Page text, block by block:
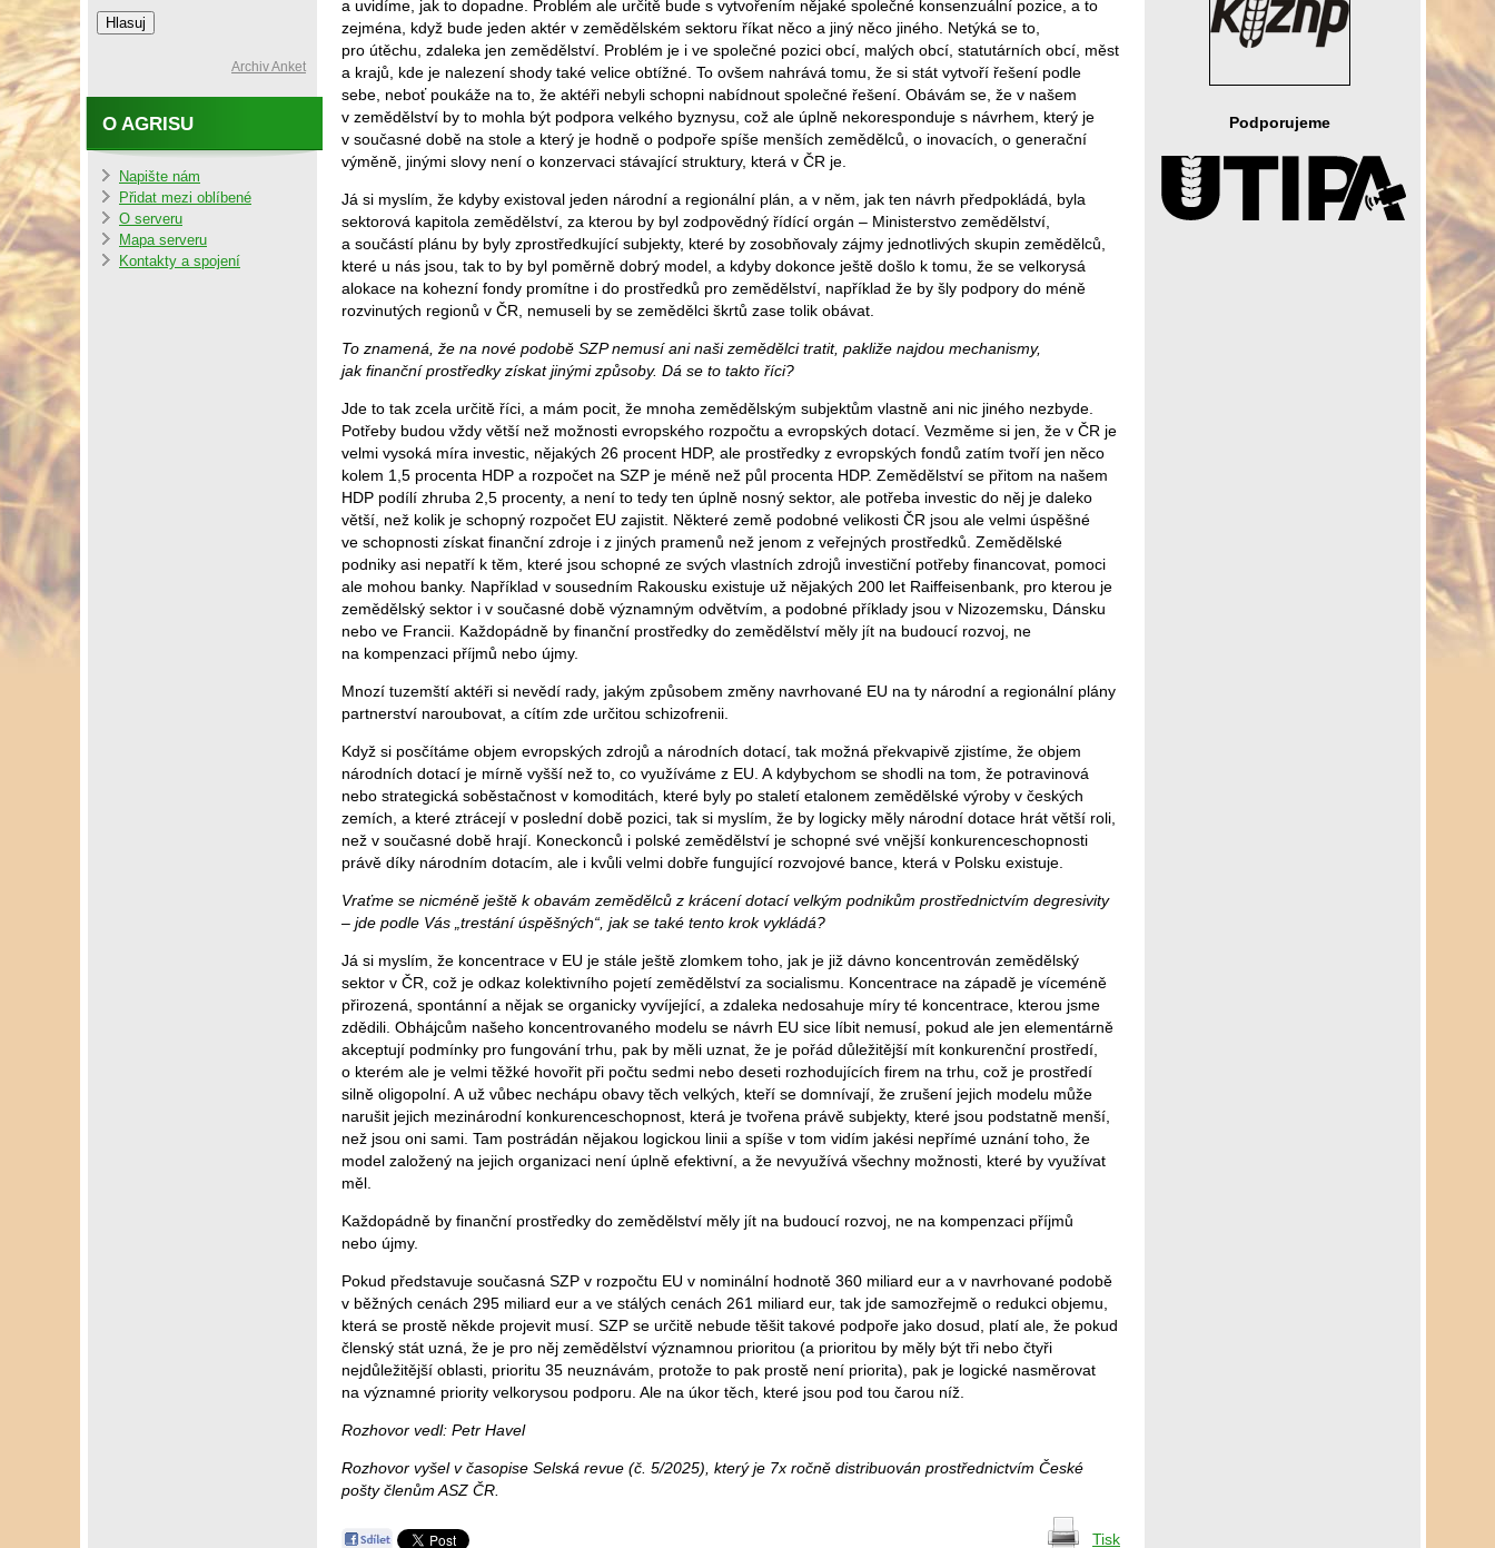
a uvidíme, jak to dopadne. Problém ale určitě bude s vytvořením nějaké společné konsenzuální pozice, a to
zejména, když bude jeden aktér v zemědělském sektoru říkat něco a jiný něco jiného. Netýká se to,
pro útěchu, zdaleka jen zemědělství. Problém je i ve společné pozici obcí, malých obcí, statutárních obcí, měst
a krajů, kde je nalezení shody také velice obtížné. To ovšem nahrává tomu, že si stát vytvoří řešení podle
sebe, neboť poukáže na to, že aktéři nebyli schopni nabídnout společné řešení. Obávám se, že v našem
v zemědělství by to mohla být podpora velkého byznysu, což ale úplně nekoresponduje s návrhem, který je
v současné době na stole a který je hodně o podpoře spíše menších zemědělců, o inovacích, o generační
výměně, jinými slovy není o konzervaci stávající struktury, která v ČR je.
Já si myslím, že kdyby existoval jeden národní a regionální plán, a v něm, jak ten návrh předpokládá, byla
sektorová kapitola zemědělství, za kterou by byl zodpovědný řídící orgán – Ministerstvo zemědělství,
a součástí plánu by byly zprostředkující subjekty, které by zosobňovaly zájmy jednotlivých skupin zemědělců,
které u nás jsou, tak to by byl poměrně dobrý model, a kdyby dokonce ještě došlo k tomu, že se velkorysá
alokace na kohezní fondy promítne i do prostředků pro zemědělství, například že by šly podpory do méně
rozvinutých regionů v ČR, nemuseli by se zemědělci škrtů zase tolik obávat.
To znamená, že na nové podobě SZP nemusí ani naši zemědělci tratit, pakliže najdou mechanismy,
jak finanční prostředky získat jinými způsoby. Dá se to takto říci?
Jde to tak zcela určitě říci, a mám pocit, že mnoha zemědělským subjektům vlastně ani nic jiného nezbyde.
Potřeby budou vždy větší než možnosti evropského rozpočtu a evropských dotací. Vezměme si jen, že v ČR je
velmi vysoká míra investic, nějakých 26 procent HDP, ale prostředky z evropských fondů zatím tvoří jen něco
kolem 1,5 procenta HDP a rozpočet na SZP je méně než půl procenta HDP. Zemědělství se přitom na našem
HDP podílí zhruba 2,5 procenty, a není to tedy ten úplně nosný sektor, ale potřeba investic do něj je daleko
větší, než kolik je schopný rozpočet EU zajistit. Některé země podobné velikosti ČR jsou ale velmi úspěšné
ve schopnosti získat finanční zdroje i z jiných pramenů než jenom z veřejných prostředků. Zemědělské
podniky asi nepatří k těm, které jsou schopné ze svých vlastních zdrojů investiční potřeby financovat, pomoci
ale mohou banky. Například v sousedním Rakousku existuje už nějakých 200 let Raiffeisenbank, pro kterou je
zemědělský sektor i v současné době významným odvětvím, a podobné příklady jsou v Nizozemsku, Dánsku
nebo ve Francii. Každopádně by finanční prostředky do zemědělství měly jít na budoucí rozvoj, ne
na kompenzaci příjmů nebo újmy.
Mnozí tuzemští aktéři si nevědí rady, jakým způsobem změny navrhované EU na ty národní a regionální plány
partnerství naroubovat, a cítím zde určitou schizofrenii.
Když si posčítáme objem evropských zdrojů a národních dotací, tak možná překvapivě zjistíme, že objem
národních dotací je mírně vyšší než to, co využíváme z EU. A kdybychom se shodli na tom, že potravinová
nebo strategická soběstačnost v komoditách, které byly po staletí etalonem zemědělské výroby v českých
zemích, a které ztrácejí v poslední době pozici, tak si myslím, že by logicky měly národní dotace hrát větší roli,
než v současné době hrají. Koneckonců i polské zemědělství je schopné své vnější konkurenceschopnosti
právě díky národním dotacím, ale i kvůli velmi dobře fungující rozvojové bance, která v Polsku existuje.
Vraťme se nicméně ještě k obavám zemědělců z krácení dotací velkým podnikům prostřednictvím degresivity
– jde podle Vás „trestání úspěšných“, jak se také tento krok vykládá?
Já si myslím, že koncentrace v EU je stále ještě zlomkem toho, jak je již dávno koncentrován zemědělský
sektor v ČR, což je odkaz kolektivního pojetí zemědělství za socialismu. Koncentrace na západě je víceméně
přirozená, spontánní a nějak se organicky vyvíjející, a zdaleka nedosahuje míry té koncentrace, kterou jsme
zdědili. Obhájcům našeho koncentrovaného modelu se návrh EU sice líbit nemusí, pokud ale jen elementárně
akceptují podmínky pro fungování trhu, pak by měli uznat, že je pořád důležitější mít konkurenční prostředí,
o kterém ale je velmi těžké hovořit při počtu sedmi nebo deseti rozhodujících firem na trhu, což je prostředí
silně oligopolní. A už vůbec nechápu obavy těch velkých, kteří se domnívají, že zrušení jejich modelu může
narušit jejich mezinárodní konkurenceschopnost, která je tvořena právě subjekty, které jsou podstatně menší,
než jsou oni sami. Tam postrádán nějakou logickou linii a spíše v tom vidím jakési nepřímé uznání toho, že
model založený na jejich organizaci není úplně efektivní, a že nevyužívá všechny možnosti, které by využívat
měl.
Každopádně by finanční prostředky do zemědělství měly jít na budoucí rozvoj, ne na kompenzaci příjmů
nebo újmy.
Pokud představuje současná SZP v rozpočtu EU v nominální hodnotě 360 miliard eur a v navrhované podobě
v běžných cenách 295 miliard eur a ve stálých cenách 261 miliard eur, tak jde samozřejmě o redukci objemu,
která se prostě někde projevit musí. SZP se určitě nebude těšit takové podpoře jako dosud, platí ale, že pokud
členský stát uzná, že je pro něj zemědělství významnou prioritou (a prioritou by měly být tři nebo čtyři
nejdůležitější oblasti, prioritu 35 neuznávám, protože to pak prostě není priorita), pak je logické nasměrovat
na významné priority velkorysou podporu. Ale na úkor těch, které jsou pod tou čarou níž.
Rozhovor vedl: Petr Havel
Rozhovor vyšel v časopise Selská revue (č. 5/2025), který je 7x ročně distribuován prostřednictvím České
pošty členům ASZ ČR.
Tisk
Podporujeme
Archiv Anket
O AGRISU
Napište nám
Přidat mezi oblíbené
O serveru
Mapa serveru
Kontakty a spojení